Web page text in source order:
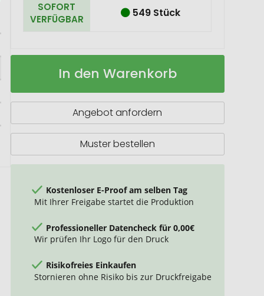
SOFORT
VERFÜGBAR
549 Stück
AOC-
Magic
Windproof-
System
Auf
In den Warenkorb
Angebot anfordern
Muster bestellen
Kostenloser E-Proof am selben Tag
Mit Ihrer Freigabe startet die Produktion
Professioneller Datencheck für 0,00€
Wir prüfen Ihr Logo für den Druck
Risikofreies Einkaufen
Stornieren ohne Risiko bis zur Druckfreigabe